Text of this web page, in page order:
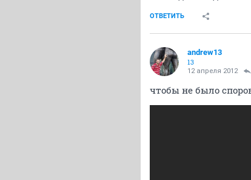
ОТВЕТИТЬ
andrew13
13
12 апреля 2012
чтобы не было